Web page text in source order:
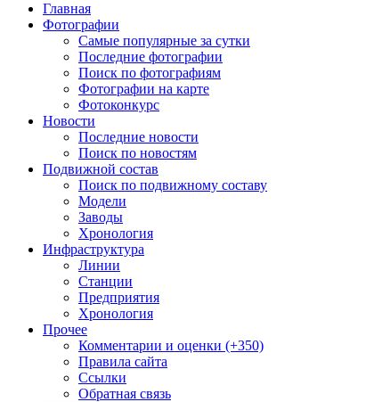
Главная
Фотографии
Cамые популярные за сутки
Последние фотографии
Поиск по фотографиям
Фотографии на карте
Фотоконкурс
Новости
Последние новости
Поиск по новостям
Подвижной состав
Поиск по подвижному составу
Модели
Заводы
Хронология
Инфраструктура
Линии
Станции
Предприятия
Хронология
Прочее
Комментарии и оценки (+350)
Правила сайта
Ссылки
Обратная связь